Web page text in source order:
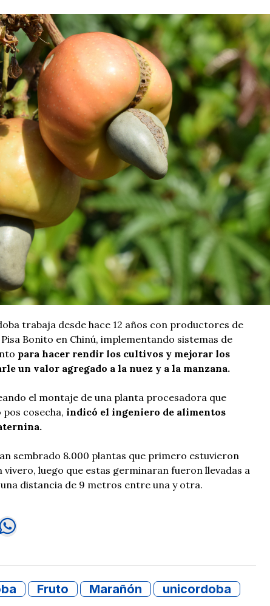
trabaja desde hace 12 años con productores de
Bonito en Chinú, implementando sistemas de
para hacer rendir los cultivos y mejorar los
un valor agregado a la nuez y a la manzana.
el montaje de una planta procesadora que
cosecha, indicó el ingeniero de alimentos
sembrado 8.000 plantas que primero estuvieron
vivero, luego que estas germinaran fueron llevadas a
distancia de 9 metros entre una y otra.
Fruto Marañón unicordoba